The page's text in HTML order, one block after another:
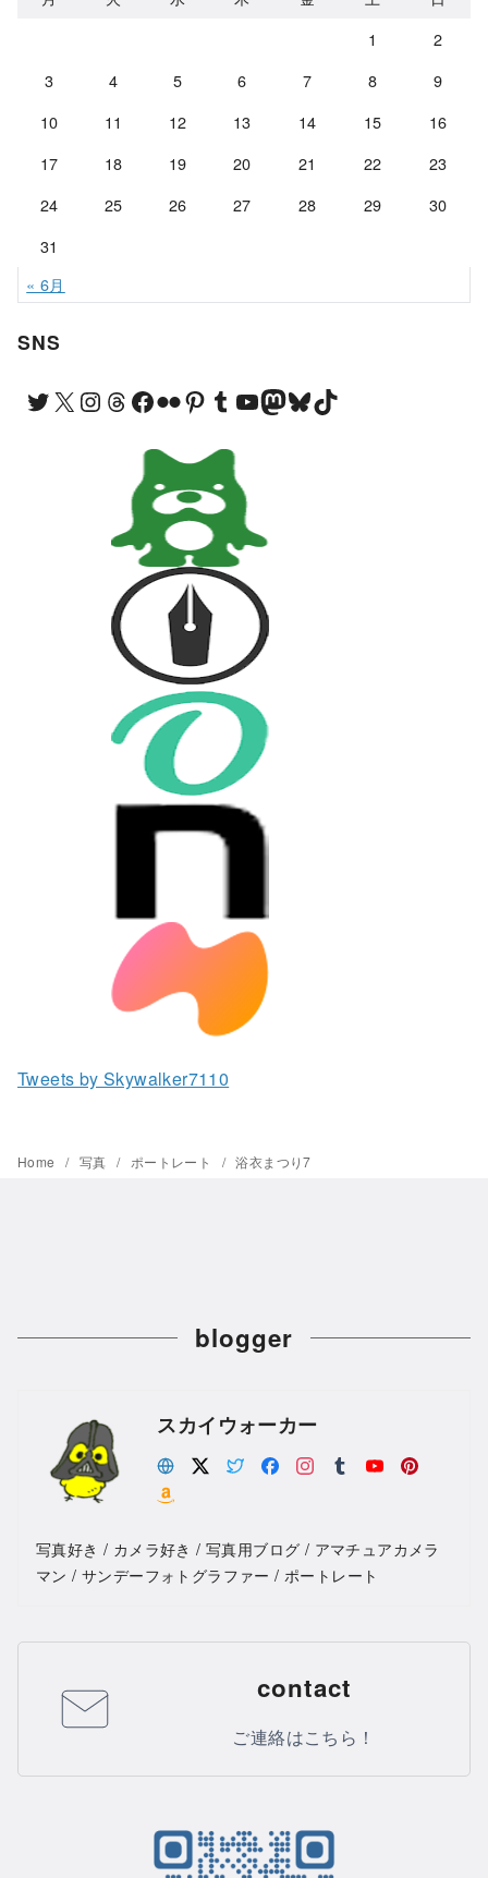
1
2
3
4 5 6 7 8
9
10
11 12 13 14 15
16
17
18 19 20 21 22
23
24
25 26 27 28 29
30
31
« 6月
SNS
Twitter X Instagram Threads Facebook Flickr Pinterest Tumblr YouTube Mastodon Bluesky TikTok
Tweets by Skywalker7110
Home 写真 ポートレート 浴衣まつり7
blogger
スカイウォーカー
写真好き / カメラ好き / 写真用ブログ / アマチュアカメラ
マン / サンデーフォトグラファー / ポートレート
contact
ご連絡はこちら！